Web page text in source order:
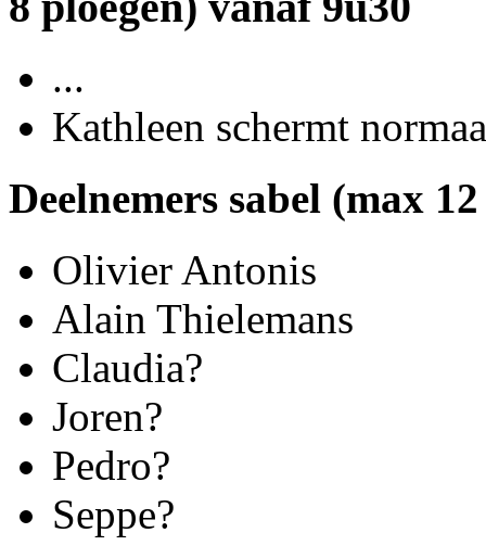
...
Kathleen schermt
Deelnemers sabel (max
Olivier Antonis
Alain Thielemans
Claudia?
Joren?
Pedro?
Seppe?